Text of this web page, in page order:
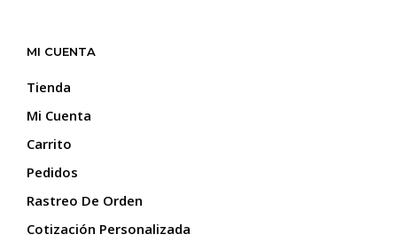
MI CUENTA
Tienda
Mi Cuenta
Carrito
Pedidos
Rastreo De Orden
Cotización Personalizada